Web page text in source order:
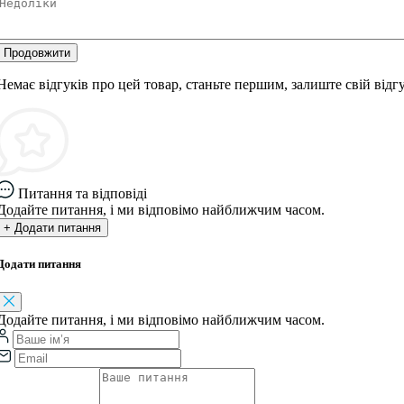
Продовжити
відгуків про цей товар, станьте першим, залиште свій
Питання та відповіді
питання, і ми відповімо найближчим часом.
+ Додати питання
питання
питання, і ми відповімо найближчим часом.